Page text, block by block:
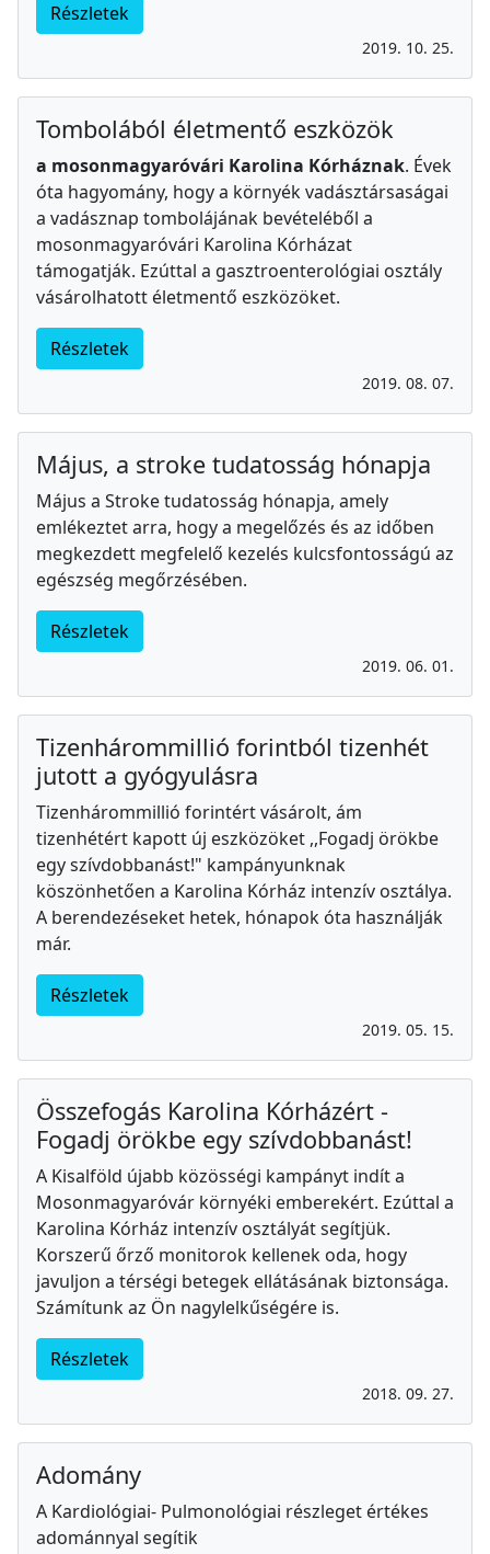
Részletek
2019. 10. 25.
Tombolából életmentő eszközök
a mosonmagyaróvári Karolina Kórháznak. Évek
óta hagyomány, hogy a környék vadásztársaságai
a vadásznap tombolájának bevételéből a
mosonmagyaróvári Karolina Kórházat
támogatják. Ezúttal a gasztroenterológiai osztály
vásárolhatott életmentő eszközöket.
Részletek
2019. 08. 07.
Május, a stroke tudatosság hónapja
Május a Stroke tudatosság hónapja, amely
emlékeztet arra, hogy a megelőzés és az időben
megkezdett megfelelő kezelés kulcsfontosságú az
egészség megőrzésében.
Részletek
2019. 06. 01.
Tizenhárommillió forintból tizenhét
jutott a gyógyulásra
Tizenhárommillió forintért vásárolt, ám
tizenhétért kapott új eszközöket ,,Fogadj örökbe
egy szívdobbanást!" kampányunknak
köszönhetően a Karolina Kórház intenzív osztálya.
A berendezéseket hetek, hónapok óta használják
már.
Részletek
2019. 05. 15.
Összefogás Karolina Kórházért -
Fogadj örökbe egy szívdobbanást!
A Kisalföld újabb közösségi kampányt indít a
Mosonmagyaróvár környéki emberekért. Ezúttal a
Karolina Kórház intenzív osztályát segítjük.
Korszerű őrző monitorok kellenek oda, hogy
javuljon a térségi betegek ellátásának biztonsága.
Számítunk az Ön nagylelkűségére is.
Részletek
2018. 09. 27.
Adomány
A Kardiológiai- Pulmonológiai részleget értékes
adománnyal segítik